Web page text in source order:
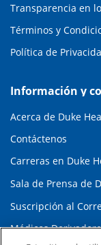
Transparencia en
Términos y
Política de
Información y
Acerca de Duke
Contáctenos
Carreras en Duke
Sala de Prensa de
Suscripción al
Médicos